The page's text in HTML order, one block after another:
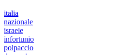
italia
nazionale
israele
infortunio
polpaccio